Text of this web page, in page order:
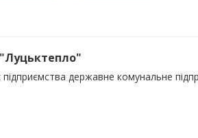
підприємства державне комунальне